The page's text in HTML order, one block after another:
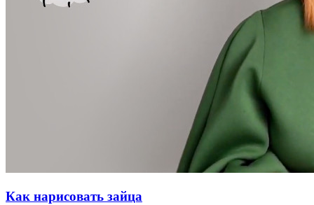
Как нарисовать зайца